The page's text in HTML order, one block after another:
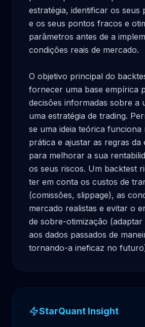
estratégia, identificar os seus
e os seus pontos fracos e
parâmetros antes de a
condições reais de mercado.
O objetivo principal do
fornecer uma base empírica
decisões informadas sobre a
uma estratégia de trading.
se uma ideia teórica funciona
prática e ajustar as regras da
para melhorar a sua
os seus riscos. Um backtest
ter em conta os custos de
(comissões, slippage), as
mercado realistas e evitar o
de sobre-otimização (adaptar
aos dados passados de
tornando-a ineficaz no
StarQuant Insight